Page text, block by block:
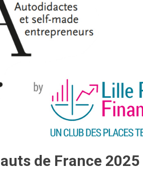
de France 2025